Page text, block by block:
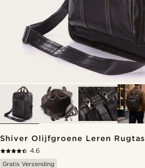
Shiver Olijfgroene Leren Rugtas
4.6
Gratis Verzending